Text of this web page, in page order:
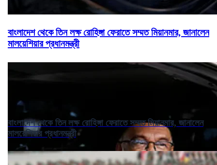
বাংলাদেশ থেকে তিন লক্ষ রোহিঙ্গা ফেরাতে সম্মত মিয়ানমার, জানালেন
মালয়েশিয়ার প্রধানমন্ত্রী
বাংলাদেশ থেকে তিন লক্ষ রোহিঙ্গা ফেরাতে সম্মত মিয়ানমার, জানালেন
মালয়েশিয়ার প্রধানমন্ত্রী